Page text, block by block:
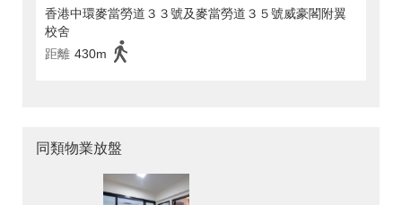
香港中環麥當勞道３３號及麥當勞道３５號威豪閣附翼
校舍
距離 430m
同類物業放盤